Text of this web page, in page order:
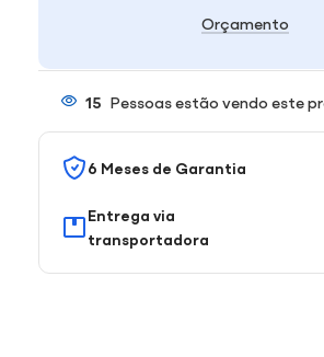
Orçamento
15 Pessoas estão vendo este
6 Meses de Garantia
Entrega via
transportadora